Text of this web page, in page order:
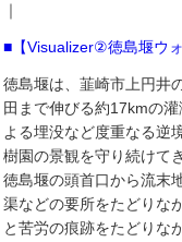
｜
■【Visualizer②徳島堰ウォ
徳島堰は、韮崎市上円井
田まで伸びる約17kmの
よる埋没など度重なる逆
樹園の景観を守り続けて
徳島堰の頭首口から流末
渠などの要所をたどりな
と苦労の痕跡をたどりな